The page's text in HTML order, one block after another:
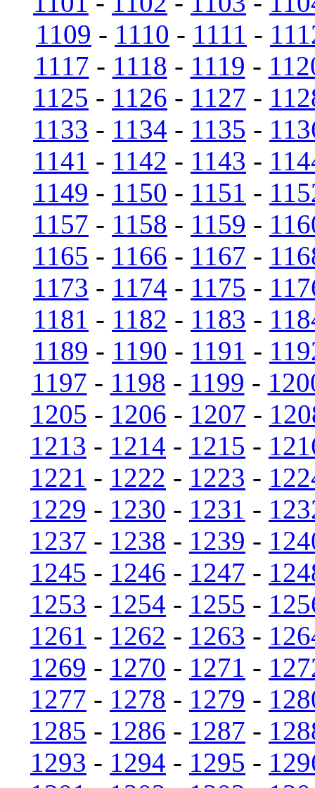
1109 - 1110 - 1111 -
1117 - 1118 - 1119 -
1125 - 1126 - 1127 -
1133 - 1134 - 1135 -
1141 - 1142 - 1143 -
1149 - 1150 - 1151 -
1157 - 1158 - 1159 -
1165 - 1166 - 1167 -
1173 - 1174 - 1175 -
1181 - 1182 - 1183 -
1189 - 1190 - 1191 -
1197 - 1198 - 1199 -
1205 - 1206 - 1207 -
1213 - 1214 - 1215 -
1221 - 1222 - 1223 -
1229 - 1230 - 1231 -
1237 - 1238 - 1239 -
1245 - 1246 - 1247 -
1253 - 1254 - 1255 -
1261 - 1262 - 1263 -
1269 - 1270 - 1271 -
1277 - 1278 - 1279 -
1285 - 1286 - 1287 -
1293 - 1294 - 1295 -